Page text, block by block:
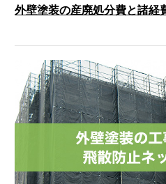
外壁塗装の産廃処分費と諸経